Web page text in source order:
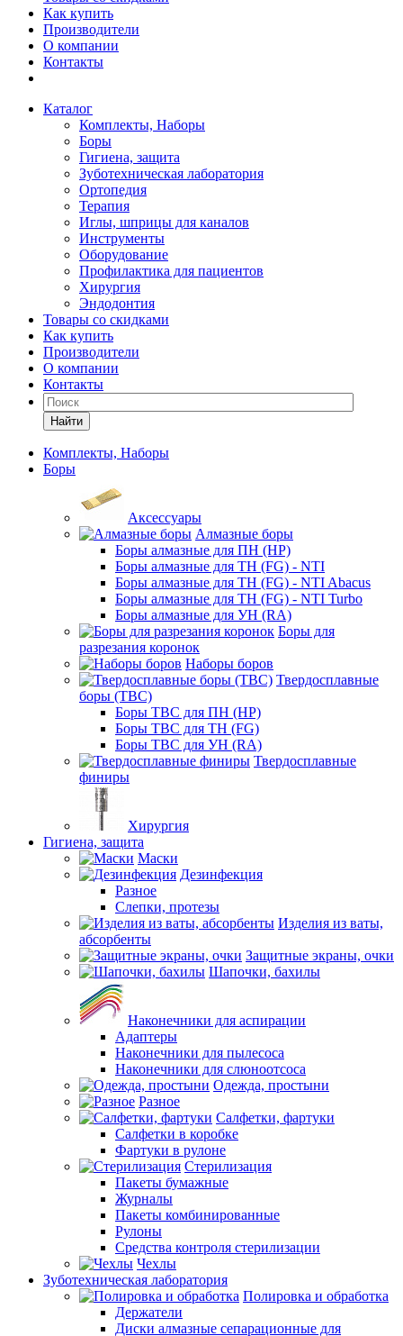
Как купить
Производители
О компании
Контакты
Каталог
Комплекты, Наборы
Боры
Гигиена, защита
Зуботехническая лаборатория
Ортопедия
Терапия
Иглы, шприцы для каналов
Инструменты
Оборудование
Профилактика для пациентов
Хирургия
Эндодонтия
Товары со скидками
Как купить
Производители
О компании
Контакты
Найти
Комплекты, Наборы
Боры
Аксессуары
Алмазные боры
Боры алмазные для ПН (HP)
Боры алмазные для ТН (FG) - NTI
Боры алмазные для ТН (FG) - NTI Abacus
Боры алмазные для ТН (FG) - NTI Turbo
Боры алмазные для УН (RA)
Боры для
разрезания коронок
Наборы боров
Твердосплавные
боры (ТВС)
Боры ТВС для ПН (HP)
Боры ТВС для ТН (FG)
Боры ТВС для УН (RA)
Твердосплавные
финиры
Хирургия
Гигиена, защита
Маски
Дезинфекция
Разное
Слепки, протезы
Изделия из ваты,
абсорбенты
Защитные экраны, очки
Шапочки, бахилы
Наконечники для аспирации
Адаптеры
Наконечники для пылесоса
Наконечники для слюноотсоса
Одежда, простыни
Разное
Салфетки, фартуки
Салфетки в коробке
Фартуки в рулоне
Стерилизация
Пакеты бумажные
Журналы
Пакеты комбинированные
Рулоны
Средства контроля стерилизации
Чехлы
Зуботехническая лаборатория
Полировка и обработка
Держатели
Диски алмазные сепарационные для